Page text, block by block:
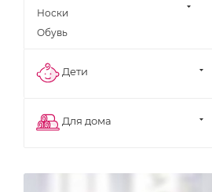
Носки
Обувь
Дети
Для дома